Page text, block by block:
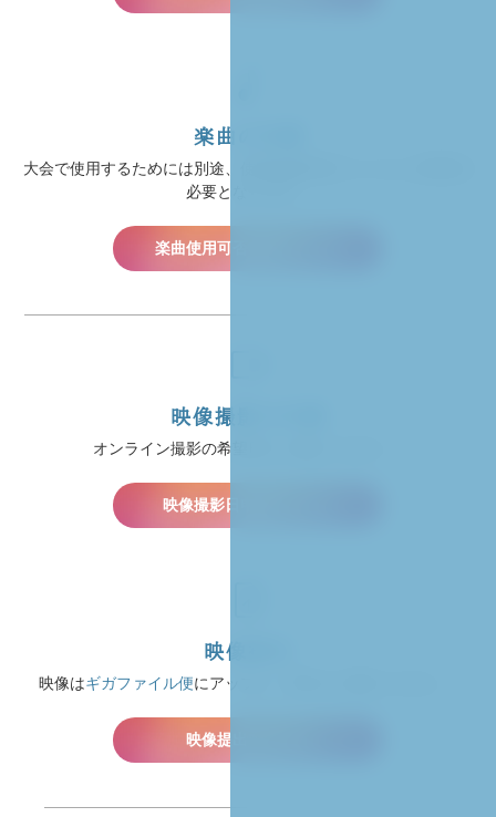
楽曲の申請
大会で使用するためには別途、使用楽曲申請フォームへの回答が
必要となります。
楽曲使用可否申請フォーム
映像撮影日申請
オンライン撮影の希望日をご提出ください。
映像撮影日申請フォーム
映像提出
映像はギガファイル便にアップし、URLをご提出ください。
映像提出フォーム